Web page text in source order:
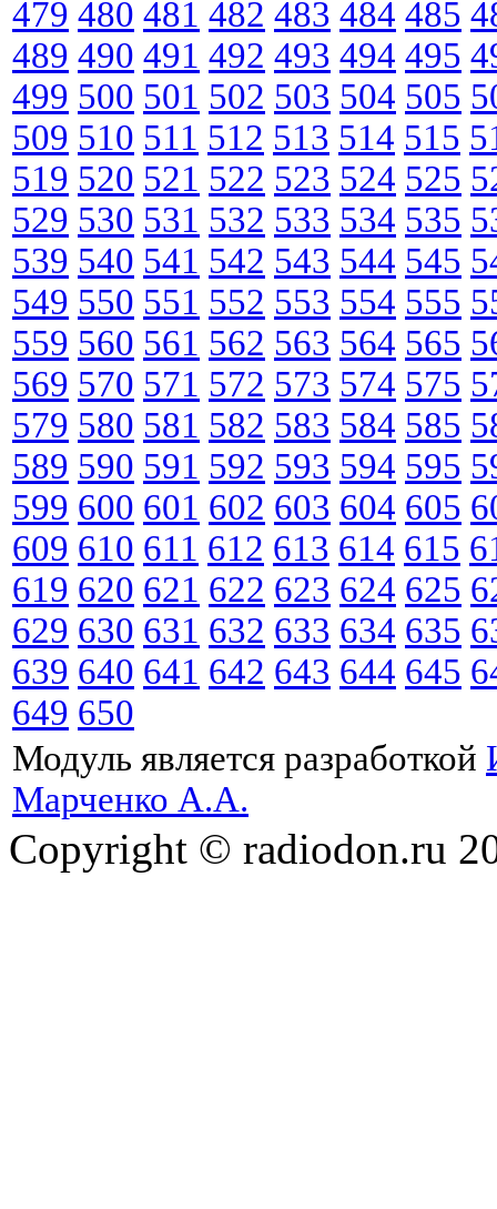
479 480 481 482 483 484 485
489 490 491 492 493 494 495
499 500 501 502 503 504 505
509 510 511 512 513 514 515
519 520 521 522 523 524 525
529 530 531 532 533 534 535
539 540 541 542 543 544 545
549 550 551 552 553 554 555
559 560 561 562 563 564 565
569 570 571 572 573 574 575
579 580 581 582 583 584 585
589 590 591 592 593 594 595
599 600 601 602 603 604 605
609 610 611 612 613 614 615
619 620 621 622 623 624 625
629 630 631 632 633 634 635
639 640 641 642 643 644 645
649 650
Модуль является разработкой
Марченко А.А.
Copyright © radiodon.ru